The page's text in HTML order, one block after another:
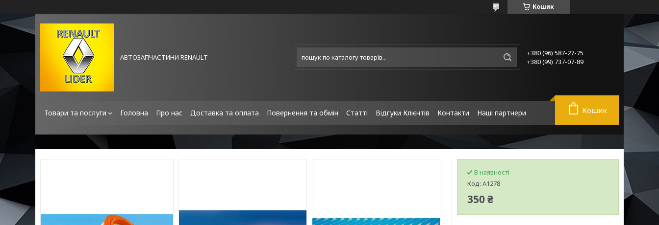
Кошик
АВТОЗАПЧАСТИНИ RENAULT
+380 (96) 587-27-75
+380 (99) 737-07-89
Товари та послуги Головна Про нас Доставка та оплата Повернення та обмін Статті Відгуки Клієнтів Контакти Наші партнери Кошик
В наявності
Код: A1278
350 ₴